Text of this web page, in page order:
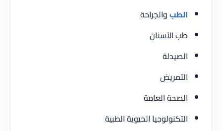
الطبوالجراحة
طب الأسنان
الصيدلة
التمريض
الصحة العامة
التكنولوجيا الحيوية الطبية